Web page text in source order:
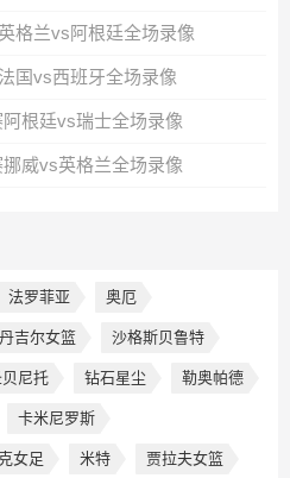
格兰vs阿根廷全场录像
国vs西班牙全场录像
根廷vs瑞士全场录像
威vs英格兰全场录像
法罗菲亚 奥厄
丹吉尔女篮 沙格斯贝鲁特
尼托 钻石星尘 勒奥帕德
卡米尼罗斯
女足 米特 贾拉夫女篮